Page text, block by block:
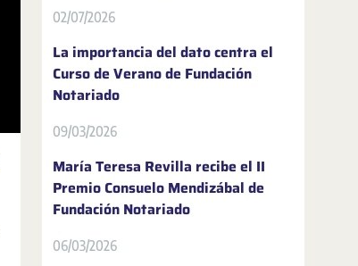
02/07/2026
La importancia del dato centra el
Curso de Verano de Fundación
Notariado
09/03/2026
María Teresa Revilla recibe el II
Premio Consuelo Mendizábal de
Fundación Notariado
06/03/2026